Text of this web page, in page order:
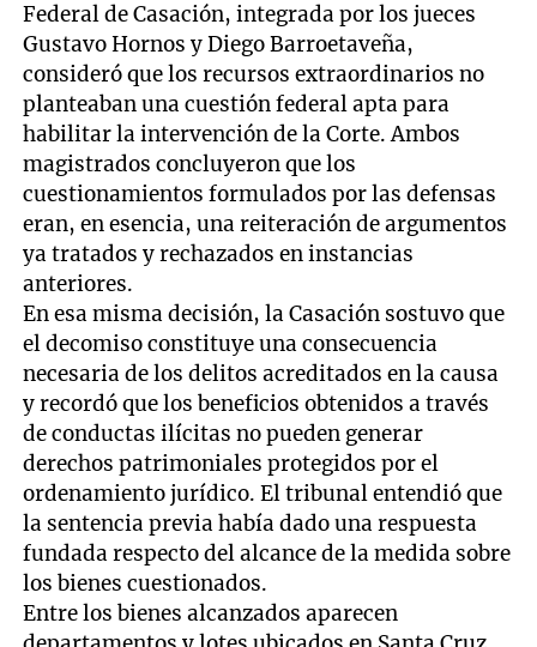
Federal de Casación, integrada por los jueces
Gustavo Hornos y Diego Barroetaveña,
consideró que los recursos extraordinarios no
planteaban una cuestión federal apta para
habilitar la intervención de la Corte. Ambos
magistrados concluyeron que los
cuestionamientos formulados por las defensas
eran, en esencia, una reiteración de argumentos
ya tratados y rechazados en instancias
anteriores.
En esa misma decisión, la Casación sostuvo que
el decomiso constituye una consecuencia
necesaria de los delitos acreditados en la causa
y recordó que los beneficios obtenidos a través
de conductas ilícitas no pueden generar
derechos patrimoniales protegidos por el
ordenamiento jurídico. El tribunal entendió que
la sentencia previa había dado una respuesta
fundada respecto del alcance de la medida sobre
los bienes cuestionados.
Entre los bienes alcanzados aparecen